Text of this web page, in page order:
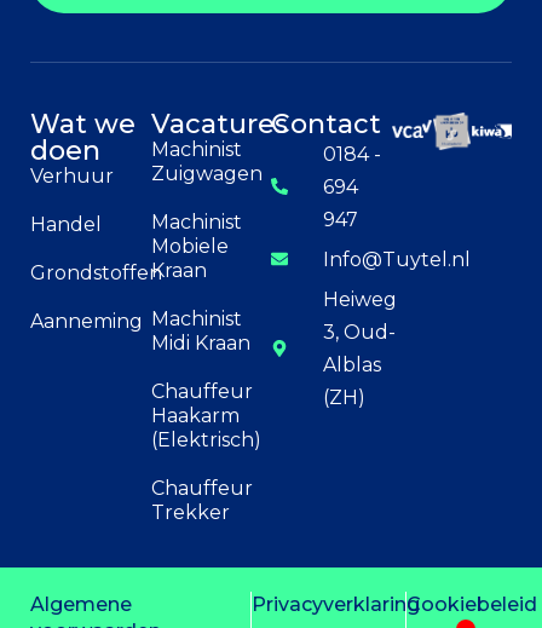
Wat we
doen
Verhuur
Handel
Grondstoffen
Aanneming
Vacatures
Machinist
Zuigwagen
Machinist
Mobiele
Kraan
Machinist
Midi Kraan
Chauffeur
Haakarm
(Elektrisch)
Chauffeur
Trekker
Contact
0184 -
694
947
Info@Tuytel.nl
Heiweg
3, Oud-
Alblas
(ZH)
Algemene
PrivacyverklaringCookiebeleid